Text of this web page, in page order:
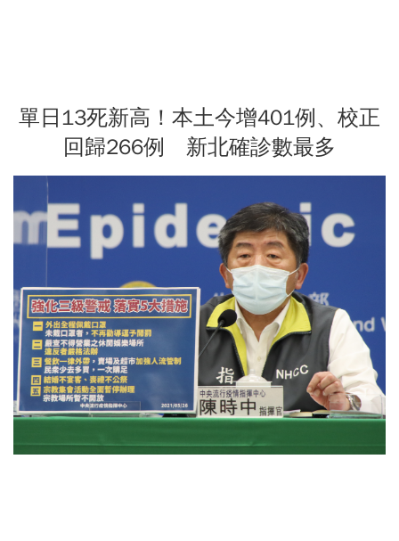
單日13死新高！本土今增401例、校正
回歸266例 新北確診數最多